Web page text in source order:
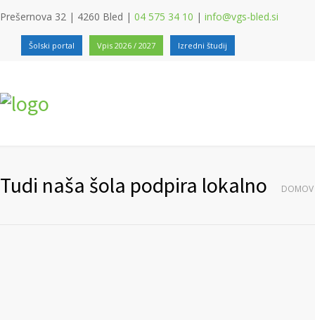
Prešernova 32 | 4260 Bled | 04 575 34 10 | info@vgs-bled.si
Šolski portal Vpis 2026 / 2027 Izredni študij
Tudi naša šola podpira lokalno DOMOV